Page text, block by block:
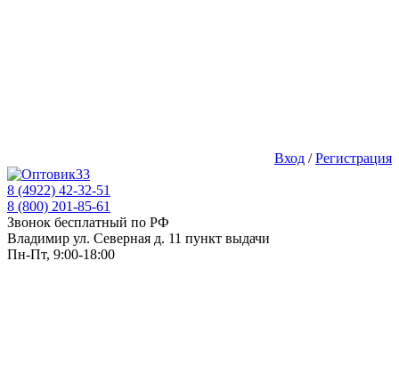
Вход /Регистрация
8 (4922) 42-32-51
8 (800) 201-85-61
Звонок бесплатный по РФ
Владимир ул. Северная д. 11 пункт выдачи
Пн-Пт, 9:00-18:00